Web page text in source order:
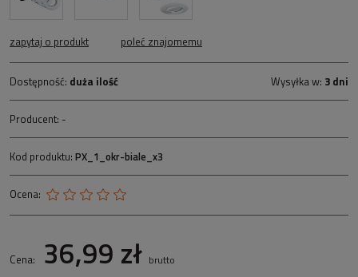
zapytaj o produkt poleć znajomemu
Dostępność: duża ilość Wysyłka w: 3 dni
Producent: -
Kod produktu: PX_1_okr-biale_x3
Ocena:
Cena: 36,99 zł brutto